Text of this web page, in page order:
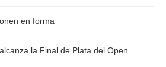
en forma
la Final de Plata del Open